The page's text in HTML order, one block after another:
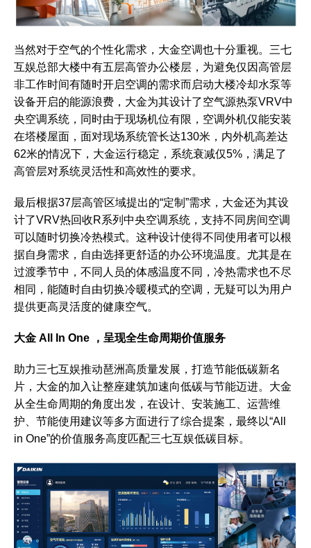
当然对于空气的个性化需求，大金空调也十分重视。三七
互娱总部大楼中有五层高管办公楼层，为避免仅因高管层
非工作时间有随时开启空调的需求而启动大楼冷却水泵等
设备开启的能源浪费，大金为其设计了空气源热泵VRV中
央空调系统，同时由于现场机位有限，空调外机仅能安装
在塔楼屋面，面对现场系统管长达130米，内外机高差达
62米的情况下，大金运行稳定，系统衰减仅5%，满足了
高管层对系统灵活性和高效性的要求。
最后根据37层高管区域提出的“定制”需求，大金还为其设
计了VRV热回收R系列中央空调系统，支持不同房间空调
可以随时切换冷热模式。这种设计使得不同使用者可以根
据自身需求，自由选择更舒适的办公环境温度。尤其是在
过渡季节中，不同人员的体感温度不同，冷热需求也不尽
相同，能随时自由切换冷暖模式的空调，无疑可以为用户
提供更高灵活度的健康空气。
大金 All In One ，呈现全生命周期价值服务
助力三七互娱推动琶洲高质量发展，打造节能低碳新名
片，大金的加入让整座建筑加速向低碳与节能迈进。大金
从全生命周期的角度出发，在设计、安装施工、运营维
护、节能使用建议等多方面进行了综合提案，最终以“All
in One”的价值服务高度匹配三七互娱低碳目标。